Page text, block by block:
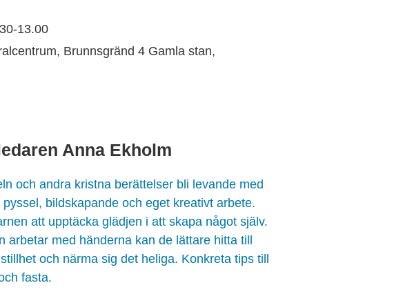
13.00
Brunnsgränd 4 Gamla stan,
Anna Ekholm
och andra kristna berättelser bli levande med
pyssel, bildskapande och eget kreativt arbete.
att upptäcka glädjen i att skapa något själv.
arbetar med händerna kan de lättare hitta till
och närma sig det heliga. Konkreta tips till
fasta.